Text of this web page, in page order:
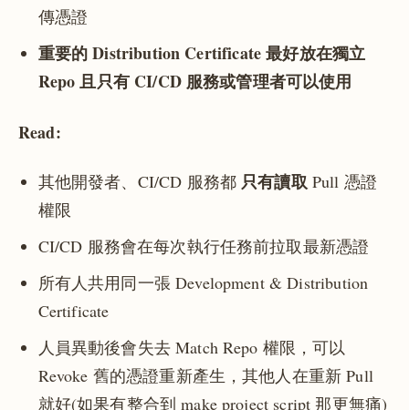
傳憑證
重要的 Distribution Certificate 最好放在獨立
Repo 且只有 CI/CD 服務或管理者可以使用
Read:
其他開發者、CI/CD 服務都 只有讀取 Pull 憑證
權限
CI/CD 服務會在每次執行任務前拉取最新憑證
所有人共用同一張 Development & Distribution
Certificate
人員異動後會失去 Match Repo 權限，可以
Revoke 舊的憑證重新產生，其他人在重新 Pull
就好(如果有整合到 make project script 那更無痛)